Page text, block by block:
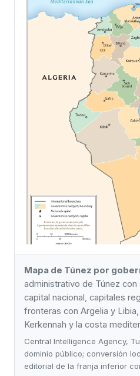
Mapa de Túnez por
administrativo de Túnez
capital nacional, capitales
fronteras con Argelia y
Kerkennah y la costa
Central Intelligence Agency,
dominio público; conversión
editorial de la franja inferior